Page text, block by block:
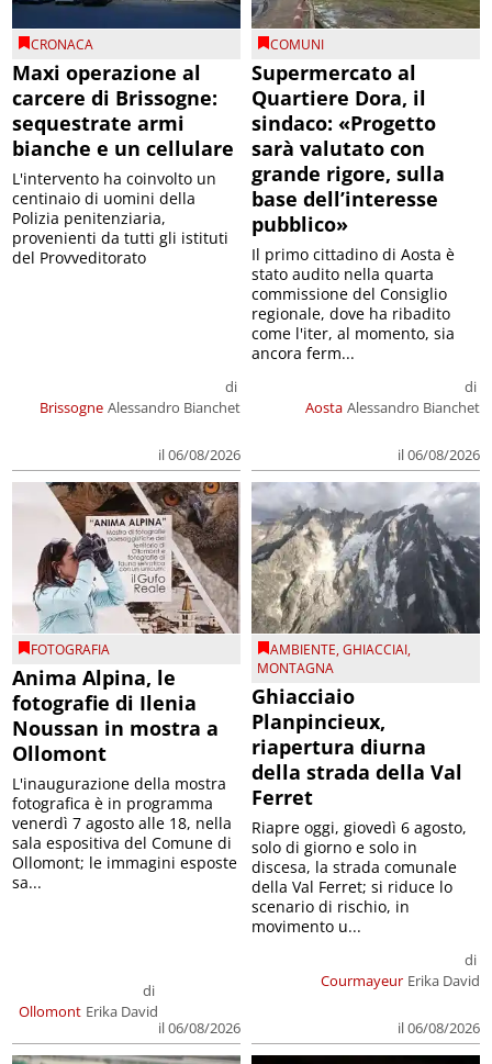
CRONACA
Maxi operazione al
carcere di Brissogne:
sequestrate armi
bianche e un cellulare
Brissogne
di
Alessandro Bianchet
il 06/08/2026
L'intervento ha coinvolto un
centinaio di uomini della
Polizia penitenziaria,
provenienti da tutti gli istituti
del Provveditorato
COMUNI
Supermercato al
Quartiere Dora, il
sindaco: «Progetto
sarà valutato con
grande rigore, sulla
base dell’interesse
pubblico»
Aosta
di
Alessandro Bianchet
il 06/08/2026
Il primo cittadino di Aosta è
stato audito nella quarta
commissione del Consiglio
regionale, dove ha ribadito
come l'iter, al momento, sia
ancora ferm...
FOTOGRAFIA
Anima Alpina, le
fotografie di Ilenia
Noussan in mostra a
Ollomont
Ollomont
di
Erika David
il 06/08/2026
L'inaugurazione della mostra
fotografica è in programma
venerdì 7 agosto alle 18, nella
sala espositiva del Comune di
Ollomont; le immagini esposte
sa...
AMBIENTE,GHIACCIAI,
MONTAGNA
Ghiacciaio
Planpincieux,
riapertura diurna
della strada della Val
Ferret
Courmayeur
di
Erika David
il 06/08/2026
Riapre oggi, giovedì 6 agosto,
solo di giorno e solo in
discesa, la strada comunale
della Val Ferret; si riduce lo
scenario di rischio, in
movimento u...